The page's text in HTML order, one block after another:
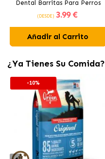
Dental Barritas Para Perros
Medianos 10-25 kg
(DESDE) 3.99 €
Añadir al Carrito
¿Ya Tienes Su Comida?
-10%